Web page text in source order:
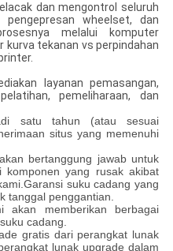
dan mengontrol seluruh
wheelset, dan
melalui komputer
tekanan vs perpindahan
layanan pemasangan,
pemeliharaan, dan
satu tahun (atau sesuai
situs yang memenuhi
bertanggung jawab untuk
komponen yang rusak akibat
suku cadang yang
tanggal penggantian.
akan memberikan berbagai
cadang.
gratis dari perangkat lunak
lunak upgrade dalam